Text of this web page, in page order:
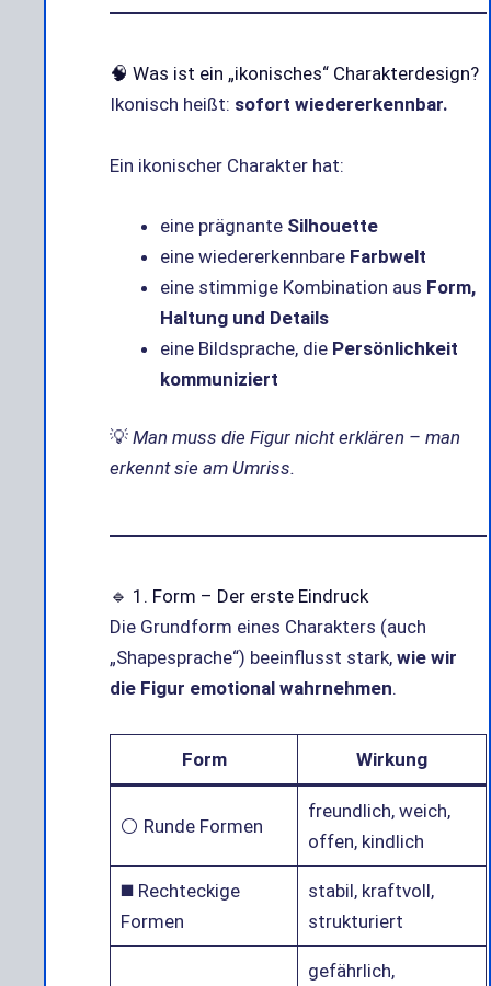
🧠 Was ist ein „ikonisches“ Charakterdesign?
Ikonisch heißt: sofort wiedererkennbar.
Ein ikonischer Charakter hat:
eine prägnante Silhouette
eine wiedererkennbare Farbwelt
eine stimmige Kombination aus Form,
Haltung und Details
eine Bildsprache, die Persönlichkeit
kommuniziert
💡Man muss die Figur nicht erklären – man
erkennt sie am Umriss.
🔹 1. Form – Der erste Eindruck
Die Grundform eines Charakters (auch
„Shapesprache“) beeinflusst stark,wie wir
die Figur emotional wahrnehmen.
Form Wirkung
⚪ Runde Formen
freundlich, weich,
offen, kindlich
◼️ Rechteckige
Formen
stabil, kraftvoll,
strukturiert
gefährlich,